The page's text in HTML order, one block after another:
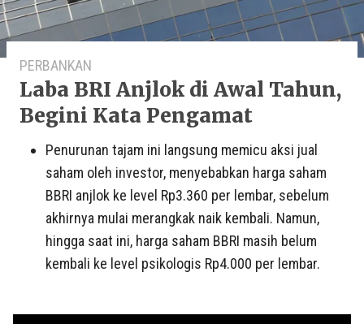
PERBANKAN
Laba BRI Anjlok di Awal Tahun,
Begini Kata Pengamat
Penurunan tajam ini langsung memicu aksi jual
saham oleh investor, menyebabkan harga saham
BBRI anjlok ke level Rp3.360 per lembar, sebelum
akhirnya mulai merangkak naik kembali. Namun,
hingga saat ini, harga saham BBRI masih belum
kembali ke level psikologis Rp4.000 per lembar.